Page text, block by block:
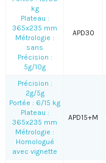
kg
Plateau :
365x235 mm
Métrologie :
sans
Précision :
5g/10g
APD30
Précision :
2g/5g
Portée : 6/15 kg
Plateau :
365x235 mm
Métrologie :
Homologué
avec vignette
APD15+M